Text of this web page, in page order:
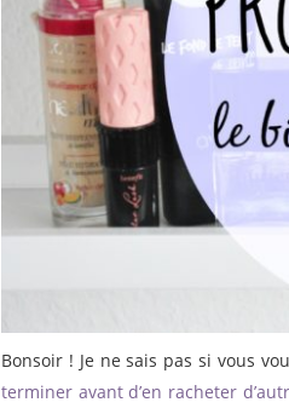
Bonsoir ! Je ne sais pas si vous
terminer avant d’en racheter